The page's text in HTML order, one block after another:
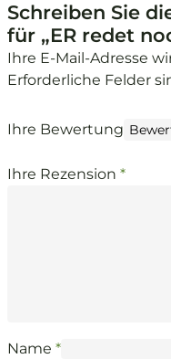
Schreiben Sie
für „ER redet
Ihre E-Mail-Adresse
Erforderliche Felder
Ihre Bewertung
Ihre Rezension *
Name *